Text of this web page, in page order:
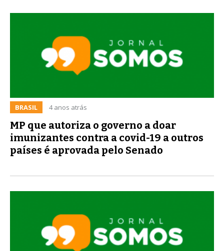
BRASIL 4 anos atrás
MP que autoriza o governo a doar
imunizantes contra a covid-19 a outros
países é aprovada pelo Senado